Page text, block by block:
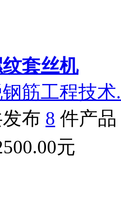
套丝机
钢筋工程技术
布 8 件产品
元